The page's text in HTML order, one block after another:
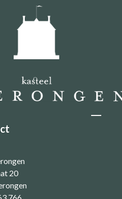
20
766